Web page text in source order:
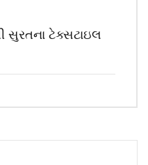
સુરતના ટેક્સટાઇલ